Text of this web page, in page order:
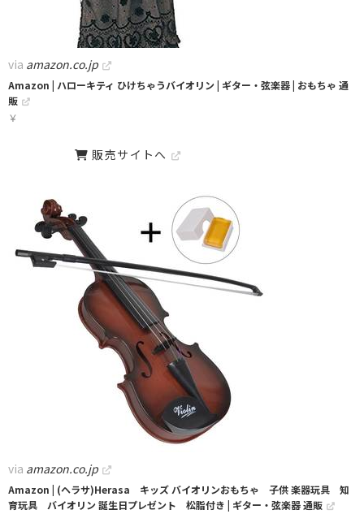
via amazon.co.jp
Amazon | ハローキティ ひけちゃうバイオリン | ギター・弦楽器 | おもちゃ 通
販
￥
販売サイトへ
via amazon.co.jp
Amazon | (ヘラサ)Herasa キッズ バイオリンおもちゃ 子供 楽器玩具 知
育玩具 バイオリン 誕生日プレゼント 松脂付き | ギター・弦楽器 通販